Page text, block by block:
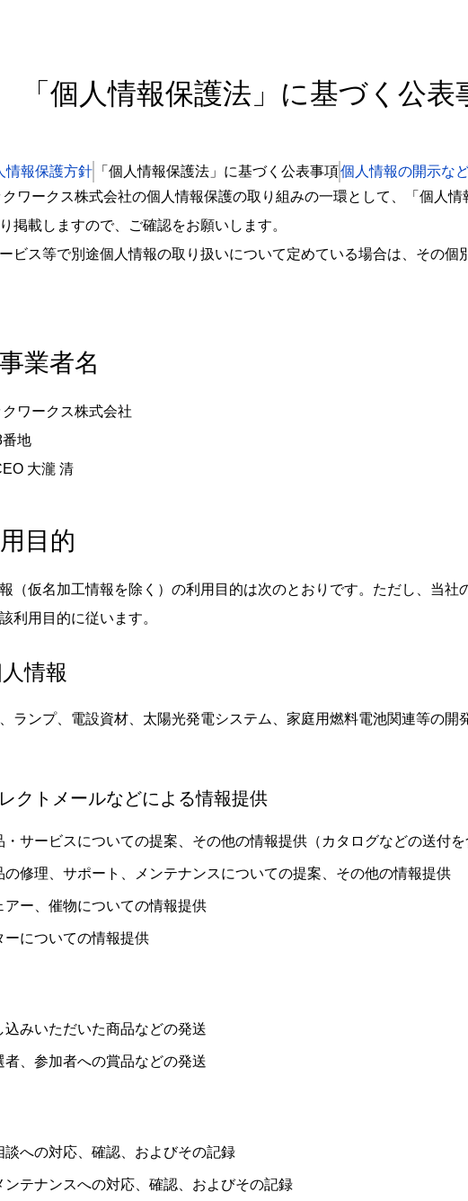
「個人情報保護法」に基づく公表
情報保護方針 「個人情報保護法」に基づく公表事項個人情報の開示な
ワークス株式会社の個人情報保護の取り組みの一環として、「個人
掲載しますので、ご確認をお願いします。
ビス等で別途個人情報の取り扱いについて定めている場合は、その個
業者名
ワークス株式会社
地
大瀧 清
目的
（仮名加工情報を除く）の利用目的は次のとおりです。ただし、当社
利用目的に従います。
情報
ランプ、電設資材、太陽光発電システム、家庭用燃料電池関連等の開
クトメールなどによる情報提供
サービスについての提案、その他の情報提供（カタログなどの送付を
の修理、サポート、メンテナンスについての提案、その他の情報提供
アー、催物についての情報提供
ーについての情報提供
込みいただいた商品などの発送
者、参加者への賞品などの発送
談への対応、確認、およびその記録
ンテナンスへの対応、確認、およびその記録